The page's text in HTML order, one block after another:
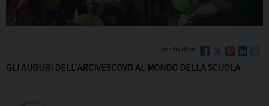
GLI AUGURI DELL’ARCIVESCOVO AL MONDO DELLA SCUOLA